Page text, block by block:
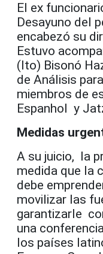
El ex
Desayuno del
encabezó su
Estuvo
(Ito) Bisonó
de Análisis
miembros de
Espanhol y
Medidas
A su juicio, la
medida que la
debe
movilizar las
garantizarle
una
los países